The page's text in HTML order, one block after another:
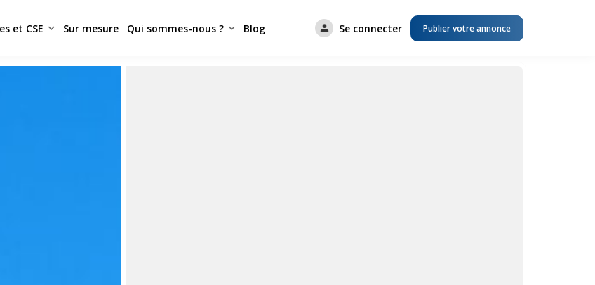
et CSE Sur mesure Qui sommes-nous ? Blog Se connecter Publier votre annonce